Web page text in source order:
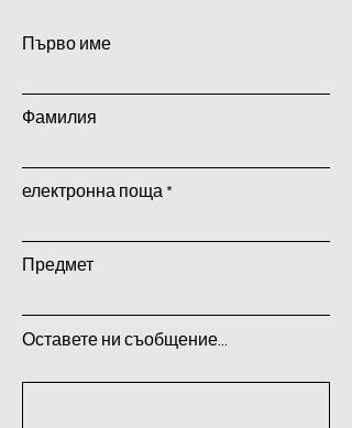
Първо име
Фамилия
електронна поща
Предмет
Оставете ни съобщение...